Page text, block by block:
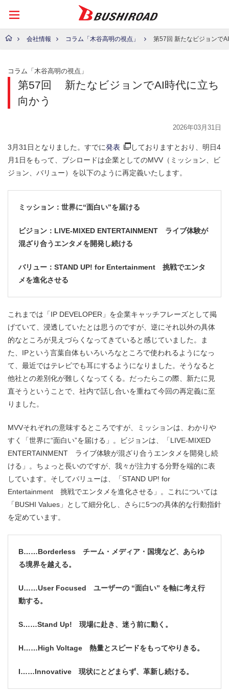
会社情報 コラム「木谷高明の視点」 第57回 新たなビジョンでAI時
コラム「木谷高明の視点」
第57回
新たなビジョンでAI時代に立ち
向かう
2026年03月31日
3月31日となりました。すでに発表
しておりますとおり、明日4
月1日をもって、ブシロードは企業としてのMVV（ミッション、ビ
ジョン、バリュー）を以下のように再定義いたします。
ミッション：世界に“面白い”を届ける
ビジョン：LIVE-MIXED ENTERTAINMENT ライブ体験が
混ざり合うエンタメを開発し続ける
バリュー：STAND UP! for Entertainment 挑戦でエンタ
メを進化させる
これまでは「IP DEVELOPER」を企業キャッチフレーズとして掲
げていて、浸透していたとは思うのですが、逆にそれ以外の具体
的なところが見えづらくなってきていると感じていました。ま
た、IPという言葉自体もいろいろなところで使われるようになっ
て、最近ではテレビでも耳にするようになりました。そうなると
他社との差別化が難しくなってくる。だったらこの際、新たに見
直そうということで、社内で話し合いを重ねて今回の再定義に至
りました。
MVVそれぞれの意味するところですが、ミッションは、わかりや
すく「世界に“面白い”を届ける」。ビジョンは、「LIVE-MIXED
ENTERTAINMENT ライブ体験が混ざり合うエンタメを開発し続
ける」。ちょっと長いのですが、我々が注力する分野を端的に表
しています。そしてバリューは、「STAND UP! for
Entertainment 挑戦でエンタメを進化させる」。これについては
「BUSHI Values」として細分化し、さらに5つの具体的な行動指針
を定めています。
B……Borderless チーム・メディア・国境など、あらゆ
る境界を越える。
U……User Focused ユーザーの “面白い” を軸に考え行
動する。
S……Stand Up! 現場に赴き、迷う前に動く。
H……High Voltage 熱量とスピードをもってやりきる。
I……Innovative 現状にとどまらず、革新し続ける。